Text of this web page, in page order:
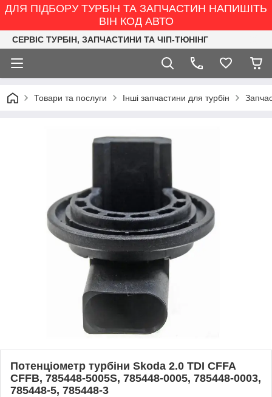
ДЛЯ ПІДБОРУ ТУРБІН ТА ЗАПЧАСТИН НАПИШІТЬ
ВІН КОД АВТО
СЕРВІС ТУРБІН, ЗАПЧАСТИНИ ТА ЧІП-ТЮНІНГ
Товари та послуги Інші запчастини для турбін
Потенціометр турбіни Skoda 2.0 TDI CFFA
CFFB, 785448-5005S, 785448-0005, 785448-0003,
785448-5, 785448-3